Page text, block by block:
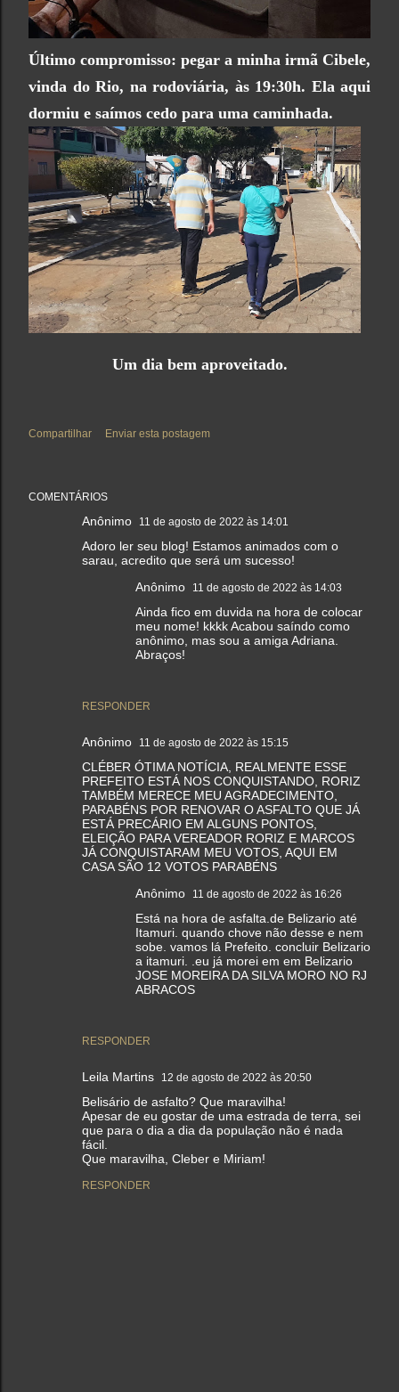
Último compromisso: pegar a minha irmã Cibele,
vinda do Rio, na rodoviária, às 19:30h. Ela aqui
dormiu e saímos cedo para uma caminhada.
Um dia bem aproveitado.
Compartilhar Enviar esta postagem
COMENTÁRIOS
Anônimo 11 de agosto de 2022 às 14:01
Adoro ler seu blog! Estamos animados com o
sarau, acredito que será um sucesso!
RESPONDER
Anônimo 11 de agosto de 2022 às 14:03
Ainda fico em duvida na hora de colocar
meu nome! kkkk Acabou saíndo como
anônimo, mas sou a amiga Adriana.
Abraços!
Anônimo 11 de agosto de 2022 às 15:15
CLÉBER ÓTIMA NOTÍCIA, REALMENTE ESSE
PREFEITO ESTÁ NOS CONQUISTANDO, RORIZ
TAMBÉM MERECE MEU AGRADECIMENTO,
PARABÉNS POR RENOVAR O ASFALTO QUE JÁ
ESTÁ PRECÁRIO EM ALGUNS PONTOS,
ELEIÇÃO PARA VEREADOR RORIZ E MARCOS
JÁ CONQUISTARAM MEU VOTOS, AQUI EM
CASA SÃO 12 VOTOS PARABÉNS
RESPONDER
Anônimo 11 de agosto de 2022 às 16:26
Está na hora de asfalta.de Belizario até
Itamuri. quando chove não desse e nem
sobe. vamos lá Prefeito. concluir Belizario
a itamuri. .eu já morei em em Belizario
JOSE MOREIRA DA SILVA MORO NO RJ
ABRACOS
Leila Martins 12 de agosto de 2022 às 20:50
Belisário de asfalto? Que maravilha!
Apesar de eu gostar de uma estrada de terra, sei
que para o dia a dia da população não é nada
fácil.
Que maravilha, Cleber e Miriam!
RESPONDER